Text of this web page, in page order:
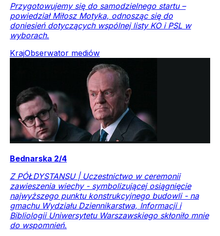
Przygotowujemy się do samodzielnego startu –
powiedział Miłosz Motyka, odnosząc się do
doniesień dotyczących wspólnej listy KO i PSL w
wyborach.
KrajObserwator mediów
Bednarska 2/4
Z PÓŁDYSTANSU | Uczestnictwo w ceremonii
zawieszenia wiechy - symbolizującej osiągnięcie
najwyższego punktu konstrukcyjnego budowli - na
gmachu Wydziału Dziennikarstwa, Informacji i
Bibliologii Uniwersytetu Warszawskiego skłoniło mnie
do wspomnień.